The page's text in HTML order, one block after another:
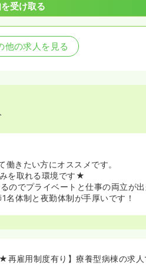
受け取る
他の求人を見る
きたい方にオススメです。
を取れる環境です★
のでプライベートと仕事の両立が
体制と夜勤体制が手厚いです！
雇用制度有り】療養型病棟の求人